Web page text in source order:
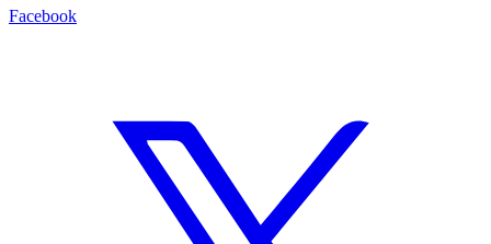
Facebook